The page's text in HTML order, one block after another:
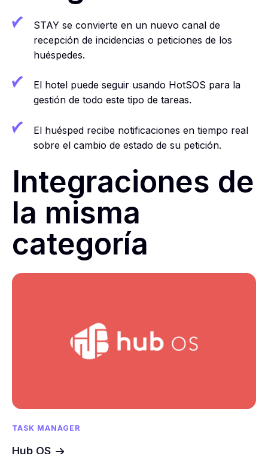
STAY se convierte en un nuevo canal de
recepción de incidencias o peticiones de los
huéspedes.
El hotel puede seguir usando HotSOS para la
gestión de todo este tipo de tareas.
El huésped recibe notificaciones en tiempo real
sobre el cambio de estado de su petición.
Integraciones de
la misma
categoría
TASK MANAGER
Hub OS